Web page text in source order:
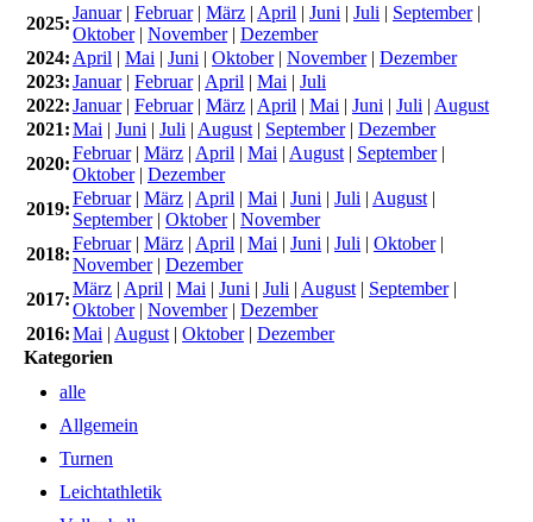
2025:
Januar| Februar| März | April | Juni | Juli | September|
Oktober| November| Dezember
2024: April | Mai | Juni | Oktober| November| Dezember
2023:Januar| Februar| April | Mai | Juli
2022:Januar| Februar| März | April | Mai | Juni | Juli | August
2021:Mai | Juni | Juli | August | September| Dezember
2020:
Februar| März | April | Mai | August | September|
Oktober| Dezember
2019:
Februar| März | April | Mai | Juni | Juli | August |
September| Oktober| November
2018:
Februar| März | April | Mai | Juni | Juli | Oktober|
November| Dezember
2017:
März | April | Mai | Juni | Juli | August | September|
Oktober| November| Dezember
2016:Mai | August | Oktober| Dezember
Kategorien
alle
Allgemein
Turnen
Leichtathletik